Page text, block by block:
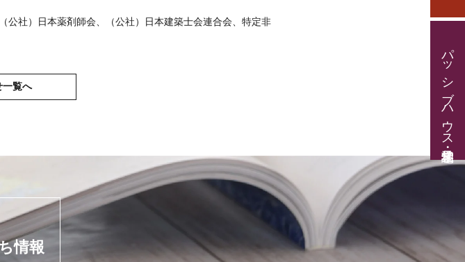
パッシブハウス見学・住宅相談
公社）日本薬剤師会、（公社）日本建築士会連合会、特定非
一覧へ
情報